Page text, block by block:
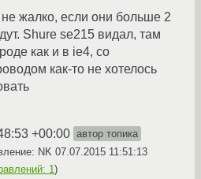
жалко, если они больше 2
Shure se215 видал, там
как и в ie4, со
как-то не хотелось
+00:00 автор топика
NK 07.07.2015 11:51:13
1)